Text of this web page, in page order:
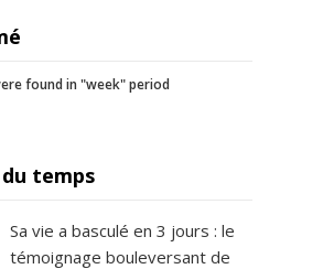
found in "week" period
du temps
Sa vie a basculé en 3 jours : le
témoignage bouleversant de